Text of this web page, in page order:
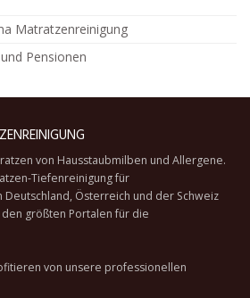
Matratzenreinigung
Pensionen
von Hausstaubmilben und Allergene.
Tiefenreinigungfür
Österreich und der Schweiz
größten Portalen für die
von unsere professionellen